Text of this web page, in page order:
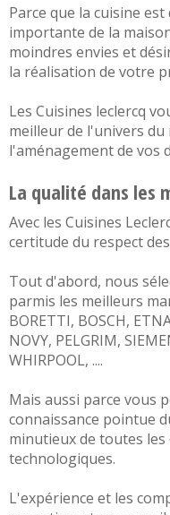
Parce que la cuisine
importante de la
moindres envies et
la réalisation de votre
Les Cuisines leclercq
meilleur de l'univers du
l'aménagement de vos
La qualité dans les
Avec les Cuisines
certitude du respect
Tout d'abord, nous
parmis les meilleurs
BORETTI, BOSCH,
NOVY, PELGRIM,
WHIRPOOL, ....
Mais aussi parce vous
connaissance pointue
minutieux de toutes
technologiques.
L'expérience et les